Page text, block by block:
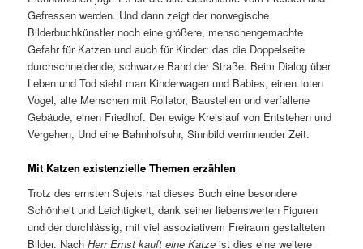
Gefressen werden. Und dann zeigt der norwegische
Bilderbuchkünstler noch eine größere, menschengemachte
Gefahr für Katzen und auch für Kinder: das die Doppelseite
durchschneidende, schwarze Band der Straße. Beim Dialog über
Leben und Tod sieht man Kinderwagen und Babies, einen toten
Vogel, alte Menschen mit Rollator, Baustellen und verfallene
Gebäude, einen Friedhof. Der ewige Kreislauf von Entstehen und
Vergehen, Und eine Bahnhofsuhr, Sinnbild verrinnender Zeit.
Mit Katzen existenzielle Themen erzählen
Trotz des ernsten Sujets hat dieses Buch eine besondere
Schönheit und Leichtigkeit, dank seiner liebenswerten Figuren
und der durchlässig, mit viel assoziativem Freiraum gestalteten
Bilder. NachHerr Ernst kauft eine Katze ist dies eine weitere